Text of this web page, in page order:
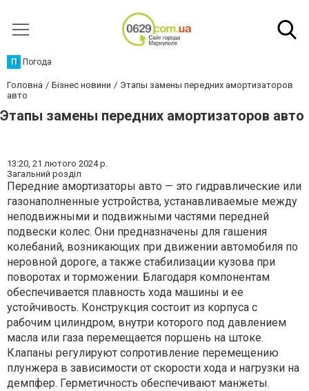
П Погода
Головна Бізнес новини
Этапы замены передних амортизаторов
авто
Этапы замены передних амортизаторов авто
13:20, 21 лютого 2024 р.
Загальний розділ
Передние амортизаторы авто — это гидравлические или
газонаполненные устройства, устанавливаемые между
неподвижными и подвижными частями передней
подвески колес. Они предназначены для гашения
колебаний, возникающих при движении автомобиля по
неровной дороге, а также стабилизации кузова при
поворотах и торможении. Благодаря компонентам
обеспечивается плавность хода машины и ее
устойчивость. Конструкция состоит из корпуса с
рабочим цилиндром, внутри которого под давлением
масла или газа перемещается поршень на штоке.
Клапаны регулируют сопротивление перемещению
плунжера в зависимости от скорости хода и нагрузки на
демпфер. Герметичность обеспечивают манжеты.